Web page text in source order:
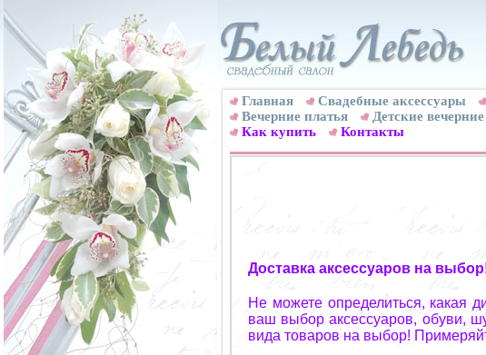
Главная Свадебные аксессуары
Вечерние платья
Детские
Как купить
Контакты
Доставка аксессуаров на
Не можете определиться, какая
ваш выбор аксессуаров, обуви,
вида товаров на выбор!